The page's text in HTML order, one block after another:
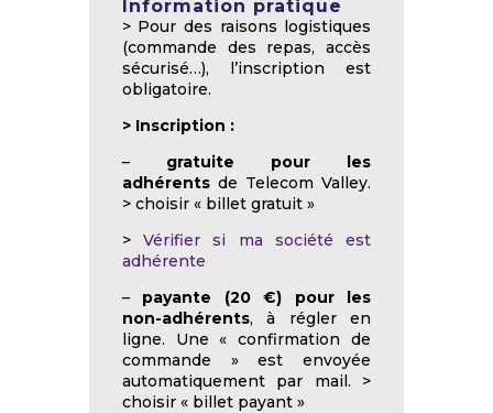
Information pratique
> Pour des raisons logistiques
(commande des repas, accès
sécurisé…), l’inscription est
obligatoire.
> Inscription :
– gratuite pour les
adhérentsde Telecom Valley.
> choisir « billet gratuit »
>
Vérifier si ma société est
adhérente
– payante (20 €) pour les
non-adhérents, à régler en
ligne. Une « confirmation de
commande » est envoyée
automatiquement par mail. >
choisir « billet payant »